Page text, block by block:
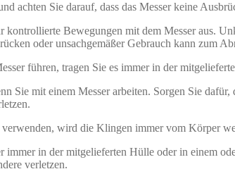
achten Sie darauf, dass das Messer keine
kontrollierte Bewegungen mit dem Messer aus.
oder unsachgemäßer Gebrauch kann zum
führen, tragen Sie es immer in der
Sie mit einem Messer arbeiten. Sorgen Sie
verwenden, wird die Klingen immer vom Körper
in der mitgelieferten Hülle oder in einem
verletzen.